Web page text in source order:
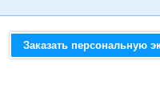
Заказать персональную